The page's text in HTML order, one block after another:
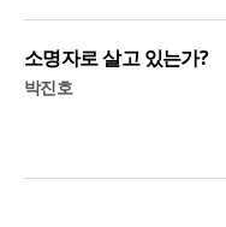
소명자로 살고 있는가?
박진호